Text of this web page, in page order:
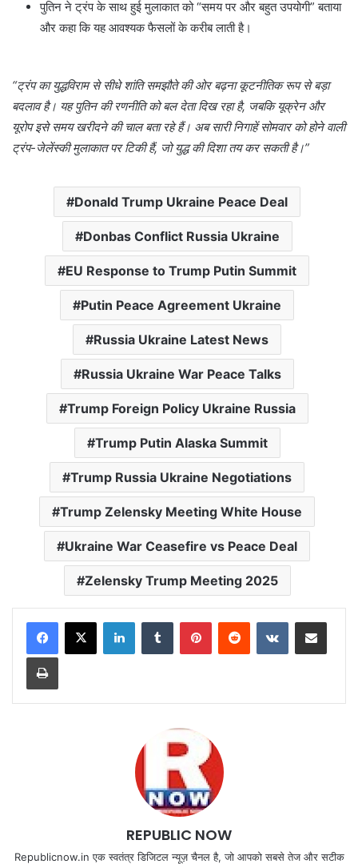
पुतिन ने ट्रंप के साथ हुई मुलाकात को “समय पर और बहुत उपयोगी” बताया
और कहा कि यह आवश्यक फैसलों के करीब लाती है।
“ट्रंप का युद्धविराम से सीधे शांति समझौते की ओर बढ़ना कूटनीतिक रूप से बड़ा
बदलाव है। यह पुतिन की रणनीति को बल देता दिख रहा है, जबकि यूक्रेन और
यूरोप इसे समय खरीदने की चाल बता रहे हैं। अब सारी निगाहें सोमवार को होने वाली
ट्रंप-जेलेंस्की मुलाकात पर टिकी हैं, जो युद्ध की दिशा तय कर सकती है।”
Donald Trump Ukraine Peace Deal
Donbas Conflict Russia Ukraine
EU Response to Trump Putin Summit
Putin Peace Agreement Ukraine
Russia Ukraine Latest News
Russia Ukraine War Peace Talks
Trump Foreign Policy Ukraine Russia
Trump Putin Alaska Summit
Trump Russia Ukraine Negotiations
Trump Zelensky Meeting White House
Ukraine War Ceasefire vs Peace Deal
Zelensky Trump Meeting 2025
LinkedInTumblr PinterestReddit VKontakteShare via Email
Print
REPUBLIC NOW
Republicnow.in एक स्वतंत्र डिजिटल न्यूज़ चैनल है, जो आपको सबसे तेज और सटीक